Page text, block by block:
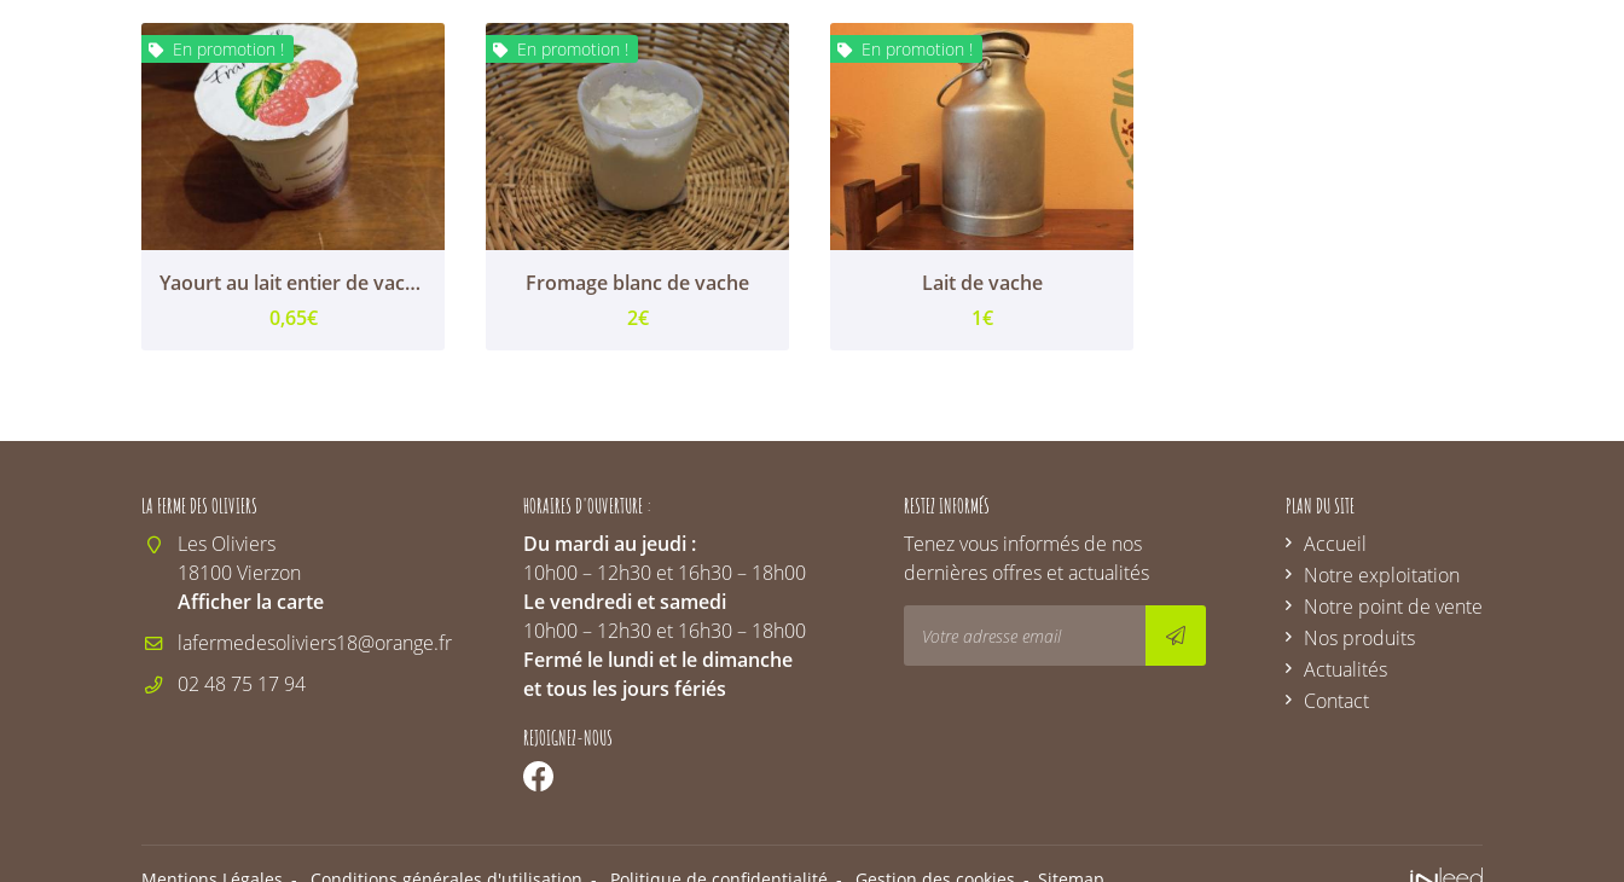
 En promotion !
Yaourt au lait entier de vache framboise
0,65€
 En promotion !
Fromage blanc de vache
2€
 En promotion !
Lait de vache
1€
LA FERME DES OLIVIERS
Les Oliviers
18100 Vierzon
Afficher la carte
02 48 75 17 94
HORAIRES D'OUVERTURE :
Du mardi au jeudi :
10h00 – 12h30 et 16h30 – 18h00
Le vendredi et samedi
10h00 – 12h30 et 16h30 – 18h00
Fermé le lundi et le dimanche
et tous les jours fériés
REJOIGNEZ-NOUS
RESTEZ INFORMÉS
Tenez vous informés de nos
dernières offres et actualités
PLAN DU SITE
Accueil
Notre exploitation
Notre point de vente
Nos produits
Actualités
Contact